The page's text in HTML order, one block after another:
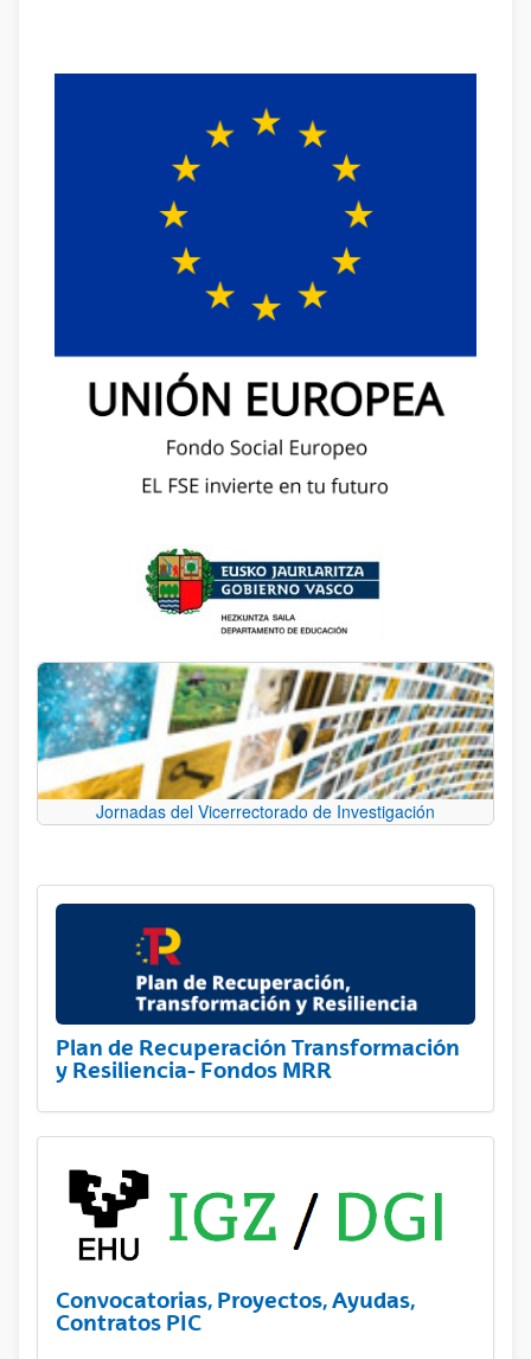
Jornadas del Vicerrectorado de Investigación
Plan de Recuperación Transformación
y Resiliencia- Fondos MRR
Convocatorias, Proyectos, Ayudas,
Contratos PIC